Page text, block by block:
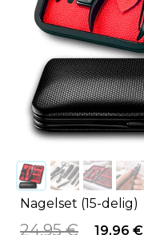
Nagelset (15-delig)
24,95 € 19,96 €